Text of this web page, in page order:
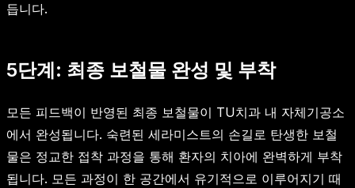
듭니다.
5단계: 최종 보철물 완성 및 부착
모든 피드백이 반영된 최종 보철물이 TU치과 내 자체기공소
에서 완성됩니다. 숙련된 세라미스트의 손길로 탄생한 보철
물은 정교한 접착 과정을 통해 환자의 치아에 완벽하게 부착
됩니다. 모든 과정이 한 공간에서 유기적으로 이루어지기 때